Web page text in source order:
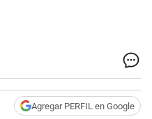
Agregar PERFIL en Google